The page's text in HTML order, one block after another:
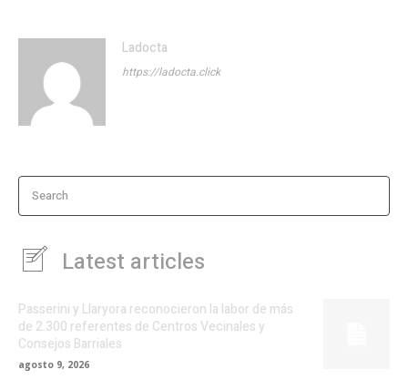
Ladocta
https://ladocta.click
Search
Latest articles
Passerini y Llaryora reconocieron la labor de más
de 2.300 referentes de Centros Vecinales y
Consejos Barriales
agosto 9, 2026